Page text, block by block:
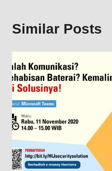
Similar Posts